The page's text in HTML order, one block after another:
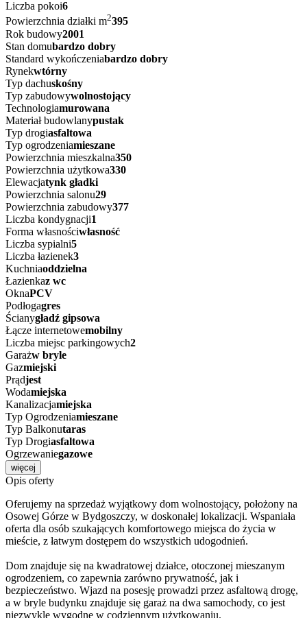
Cena1 299 000 PLN
Powierzchnia377 m2
Cena za m23 445,62 PLN / m
Liczba pokoi6
Powierzchnia działki m
Rok budowy2001
Stan domubardzo dobry
Standard wykończeniabardzo dobry
Rynekwtórny
Typ dachuskośny
Typ zabudowywolnostojący
Technologiamurowana
Materiał budowlanypustak
Typ drogiasfaltowa
Typ ogrodzeniamieszane
Powierzchnia mieszkalna350
Powierzchnia użytkowa
Elewacjatynk gładki
Powierzchnia salonu
Powierzchnia zabudowy
Liczba kondygnacji
Forma własności
Liczba sypialni
Liczba łazienek
Kuchniaoddzielna
Łazienkaz wc
OknaPCV
Podłoga gres
Ścianygładź gipsowa
Łącze internetowe
Liczba miejsc parkingowych
Garażw bryle
Gaz miejski
Prąd jest
Wodamiejska
Kanalizacjamiejska
Typ Ogrodzenia
Typ Balkonu
Ogrzewaniegazowe
więcej
Opis oferty
Osowej Górze w Bydgoszczy, w doskonałej lokalizacji. Wspaniała
oferta dla osób szukających komfortowego miejsca do życia w
mieście, z łatwym dostępem do wszystkich udogodnień.
Dom znajduje się na kwadratowej działce, otoczonej mieszanym